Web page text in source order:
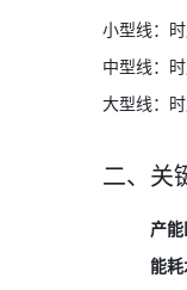
小型线：
中型线：
大型线：
二、关
产
能